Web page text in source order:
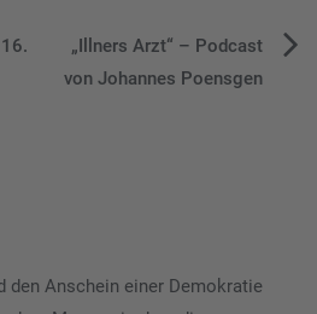
„Illners Arzt“ – Podcast
von Johannes Poensgen
den Anschein einer Demokratie